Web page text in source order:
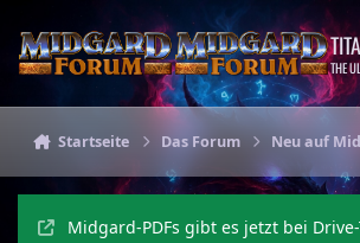
THE
Startseite Das Forum Neu auf
Midgard-PDFs gibt es jetzt bei